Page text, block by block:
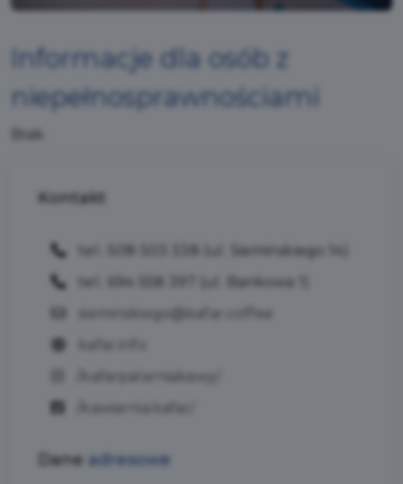
Informacje dla osób z
niepełnosprawnościami
Brak
Kontakt
tel.: 508 503 338 (ul. Siemińskiego 14)
tel.: 694 558 397 (ul. Bankowa 1)
Dane adresowe